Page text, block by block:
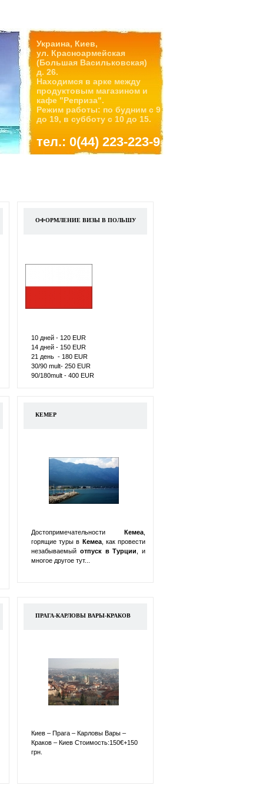
Украина, Киев,
ул. Красноармейская
(Большая Васильковская)
д. 26.
Находимся в арке между
продуктовым магазином и
кафе "Реприза".
Режим работы: по будним с 9
до 19, в субботу с 10 до 15.
тел.: 0(44) 223-223-9
ОФОРМЛЕНИЕ ВИЗЫ В ПОЛЬШУ
10 дней - 120 ЕUR
14 дней - 150 ЕUR
21 день - 180 ЕUR
30/90 mult- 250 ЕUR
90/180mult - 400 ЕUR
КЕМЕР
Достопримечательности Кемеа
горящие туры в Кемеа, как провести
незабываемый отпуск в Турции
, и
многое другое тут...
ПРАГА-КАРЛОВЫ ВАРЫ-КРАКОВ
Киев – Прага – Карловы Вары –
Краков – Киев Стоимость:150€+150
грн.